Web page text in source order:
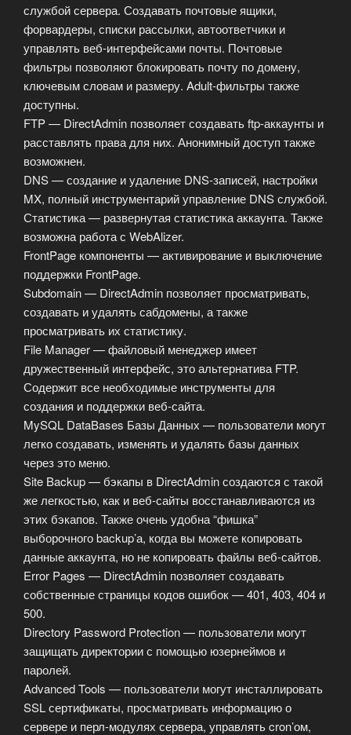
службой сервера. Создавать почтовые ящики,
форвардеры, списки рассылки, автоответчики и
управлять веб-интерфейсами почты. Почтовые
фильтры позволяют блокировать почту по домену,
ключевым словам и размеру. Adult-фильтры также
доступны.
FTP — DirectAdmin позволяет создавать ftp-аккаунты и
расставлять права для них. Анонимный доступ также
возможнен.
DNS — создание и удаление DNS-записей, настройки
MX, полный инструментарий управление DNS службой.
Статистика — развернутая статистика аккаунта. Также
возможна работа с WebAlizer.
FrontPage компоненты — активирование и выключение
поддержки FrontPage.
Subdomain — DirectAdmin позволяет просматривать,
создавать и удалять сабдомены, а также
просматривать их статистику.
File Manager — файловый менеджер имеет
дружественный интерфейс, это альтернатива FTP.
Содержит все необходимые инструменты для
создания и поддержки веб-сайта.
MySQL DataBases Базы Данных — пользователи могут
легко создавать, изменять и удалять базы данных
через это меню.
Site Backup — бэкапы в DirectAdmin создаются с такой
же легкостью, как и веб-сайты восстанавливаются из
этих бэкапов. Также очень удобна “фишка”
выборочного backup’а, когда вы можете копировать
данные аккаунта, но не копировать файлы веб-сайтов.
Error Pages — DirectAdmin позволяет создавать
собственные страницы кодов ошибок — 401, 403, 404 и
500.
Directory Password Protection — пользователи могут
защищать директории с помощью юзернеймов и
паролей.
Advanced Tools — пользователи могут инсталлировать
SSL сертификаты, просматривать информацию о
сервере и перл-модулях сервера, управлять cron’ом,